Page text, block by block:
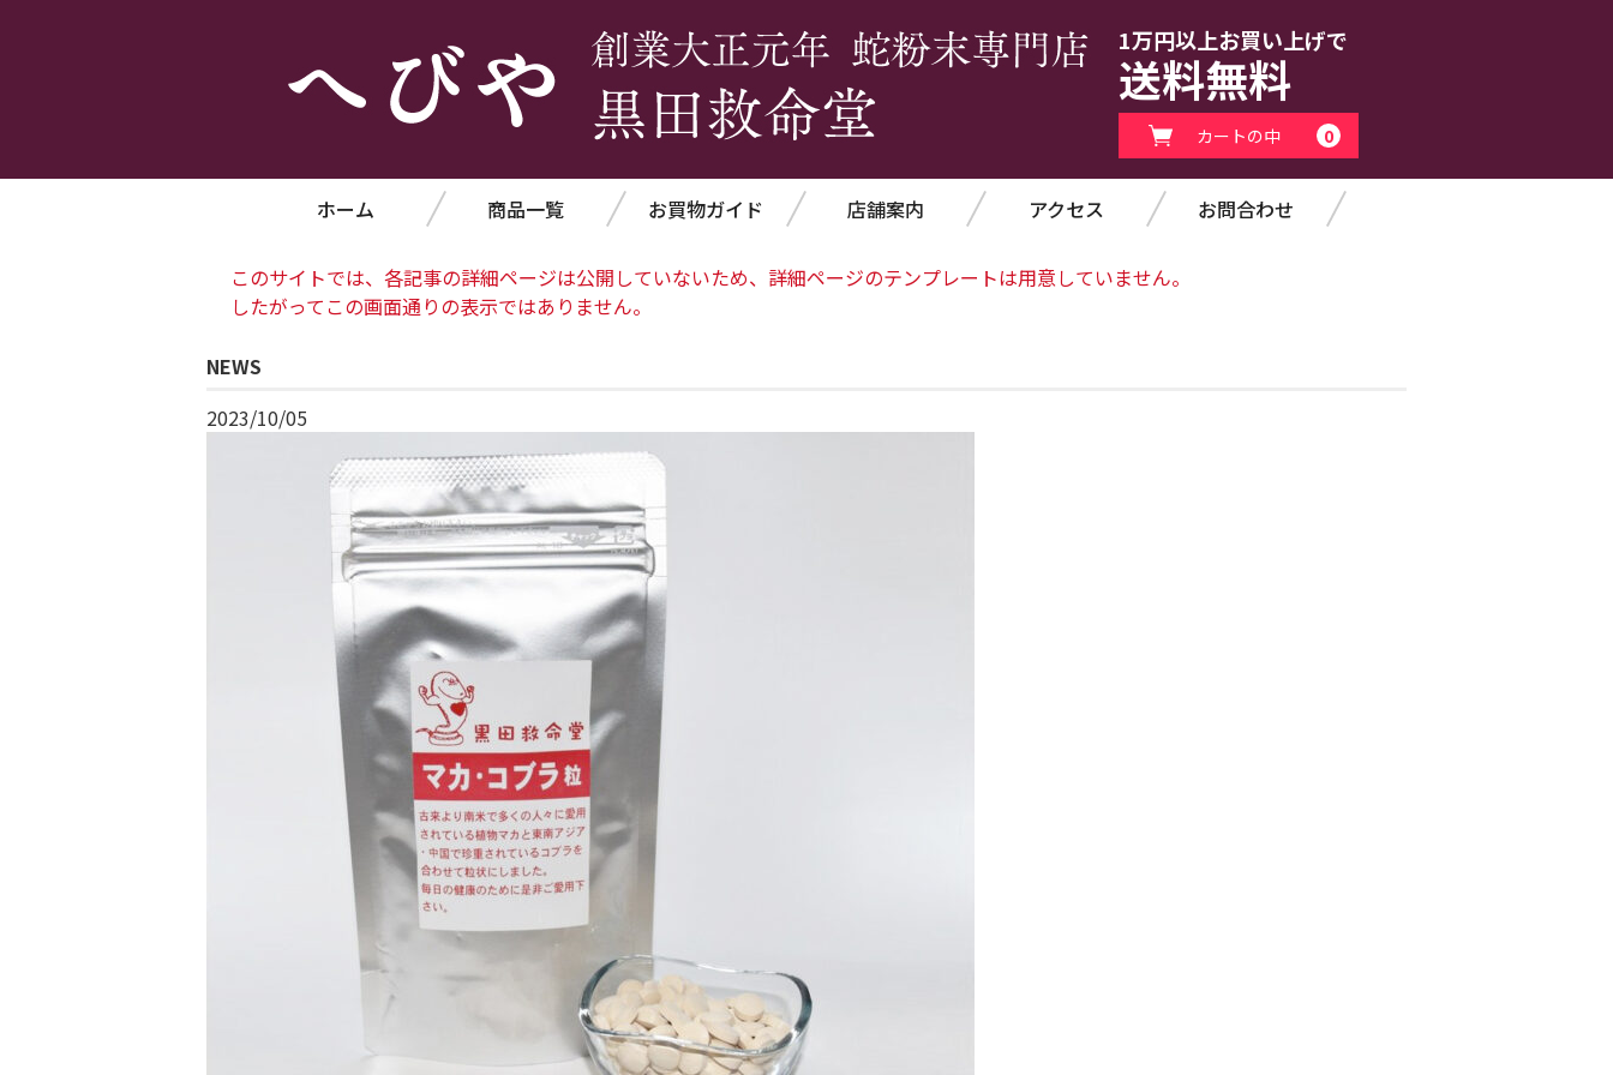
1万円以上お買い上げで
送料無料
カートの中 0
ホーム 商品一覧 お買物ガイド 店舗案内 アクセス お問合わせ
このサイトでは、各記事の詳細ページは公開していないため、詳細ページのテンプレートは用意していません。
したがってこの画面通りの表示ではありません。
NEWS
2023/10/05